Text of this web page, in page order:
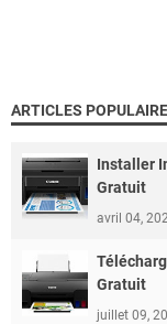
ARTICLES
Installer
Gratuit
avril 04,
Gratuit
juillet 09,